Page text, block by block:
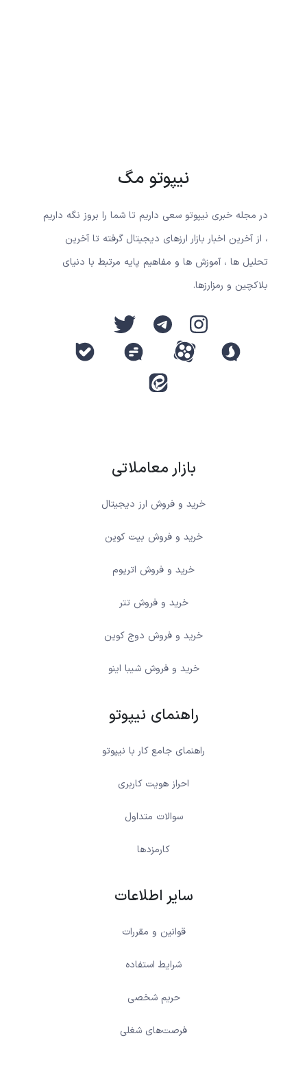
نیپوتو مگ
در مجله خبری نیپوتو سعی داریم تا شما را بروز نگه داریم
، از آخرین اخبار بازار ارزهای دیجیتال گرفته تا آخرین
تحلیل ها ، آموزش ها و مفاهیم پایه مرتبط با دنیای
بلاکچین و رمزارزها.
بازار معاملاتی
خرید و فروش ارز دیجیتال
خرید و فروش بیت کوین
خرید و فروش اتریوم
خرید و فروش تتر
خرید و فروش دوج کوین
خرید و فروش شیبا اینو
راهنمای نیپوتو
راهنمای جامع کار با نیپوتو
احراز هویت کاربری
سوالات متداول
کارمزدها
سایر اطلاعات
قوانین و مقررات
شرایط استفاده
حریم شخصی
فرصت‌های شغلی